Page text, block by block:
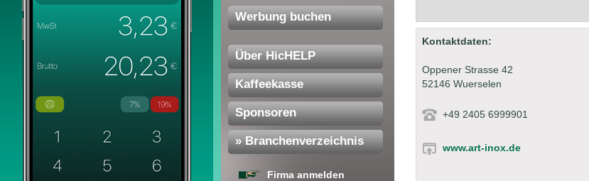
Werbung buchen
Über HicHELP
Kaffeekasse
Sponsoren
» Branchenverzeichnis
Firma anmelden
Kontaktdaten:
Oppener Strasse 42
52146 Wuerselen
+49 2405 6999901
www.art-inox.de